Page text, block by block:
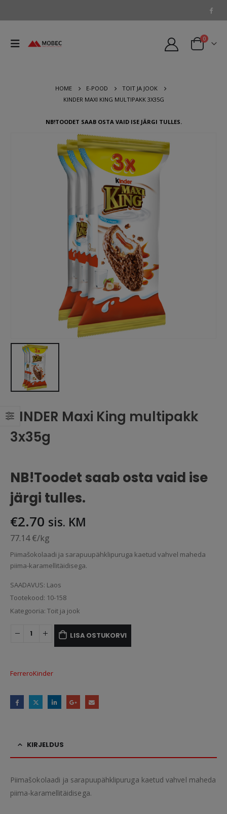
0
HOME E-POOD
TOIT JA JOOK
KINDER MAXI KING MULTIPAKK 3X35G
NB!TOODET SAAB OSTA VAID ISE JÄRGI TULLES.
KINDER Maxi King multipakk
3x35g
NB!Toodet saab osta vaid ise
järgi tulles.
€2.70 sis. KM
77.14 €/kg
Piimašokolaadi ja sarapuupähklipuruga kaetud vahvel maheda
piima-karamellitäidisega.
SAADAVUS: Laos
Tootekood: 10-158
Kategooria: Toit ja jook
LISA OSTUKORVI
FerreroKinder
KIRJELDUS
Piimašokolaadi ja sarapuupähklipuruga kaetud vahvel maheda
piima-karamellitäidisega.